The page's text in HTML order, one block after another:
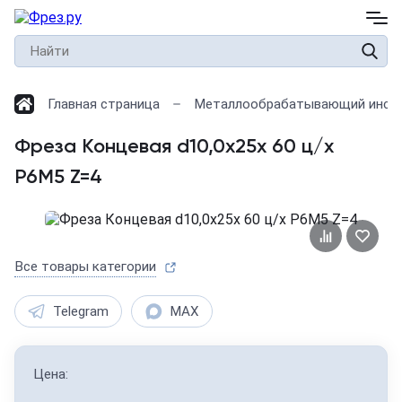
Главная страница Металлообрабатывающий
Фреза Концевая d10,0х25х 60 ц/х
Р6М5 Z=4
Все товары категории
Telegram MAX
Цена: